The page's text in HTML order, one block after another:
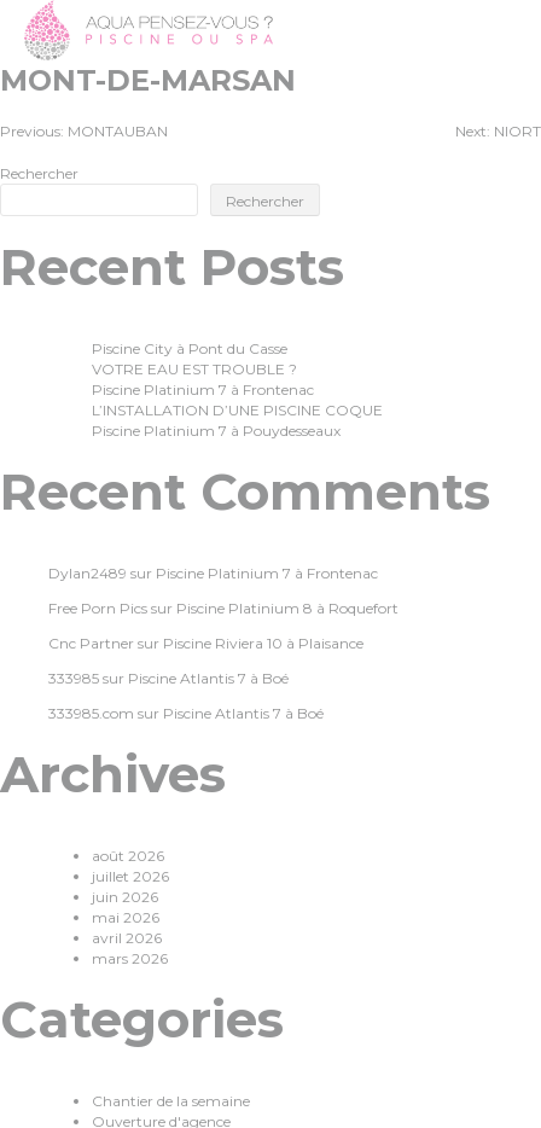
MONT-DE-MARSAN
Navigation
de
l’article
Previous: MONTAUBAN Next: NIORT
Rechercher
Rechercher
Recent Posts
Piscine City à Pont du Casse
VOTRE EAU EST TROUBLE ?
Piscine Platinium 7 à Frontenac
L’INSTALLATION D’UNE PISCINE COQUE
Piscine Platinium 7 à Pouydesseaux
Recent Comments
Dylan2489 sur Piscine Platinium 7 à Frontenac
Free Porn Pics sur Piscine Platinium 8 à Roquefort
Cnc Partner sur Piscine Riviera 10 à Plaisance
333985 sur Piscine Atlantis 7 à Boé
333985.com sur Piscine Atlantis 7 à Boé
Archives
août 2026
juillet 2026
juin 2026
mai 2026
avril 2026
mars 2026
Categories
Chantier de la semaine
Ouverture d'agence